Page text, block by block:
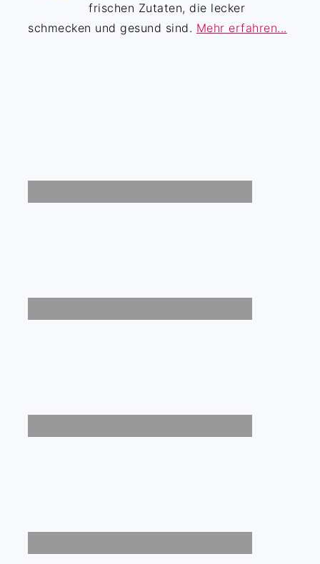
frischen Zutaten, die lecker
schmecken und gesund sind. Mehr erfahren...